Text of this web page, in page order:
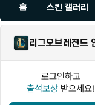
홈 스킨 갤러리
리그오브레전드
로그인하고
출석보상 받으세요!